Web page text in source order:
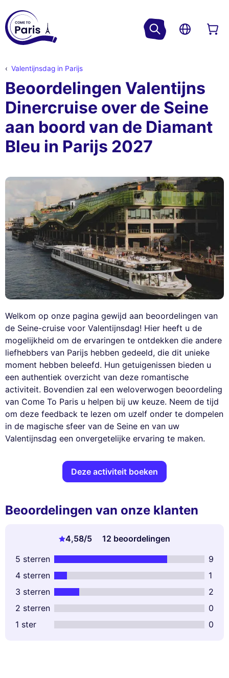
Valentijnsdag in Parijs
Beoordelingen Valentijns
Dinercruise over de Seine
aan boord van de Diamant
Bleu in Parijs 2027
Welkom op onze pagina gewijd aan beoordelingen van
de Seine-cruise voor Valentijnsdag! Hier heeft u de
mogelijkheid om de ervaringen te ontdekken die andere
liefhebbers van Parijs hebben gedeeld, die dit unieke
moment hebben beleefd. Hun getuigenissen bieden u
een authentiek overzicht van deze romantische
activiteit. Bovendien zal een weloverwogen beoordeling
van Come To Paris u helpen bij uw keuze. Neem de tijd
om deze feedback te lezen om uzelf onder te dompelen
in de magische sfeer van de Seine en van uw
Valentijnsdag een onvergetelijke ervaring te maken.
Deze activiteit boeken
Beoordelingen van onze klanten
4,58/5
12 beoordelingen
5 sterren
9
4 sterren
1
3 sterren
2
2 sterren
0
1 ster
0